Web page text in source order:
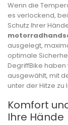
Wenn die
es verlockend,
Schutz Ihrer
ausgelegt,
optimale
DegriffBike haben
ausgewählt, mit
unter der Hitze zu
Komfort
Ihre Hände